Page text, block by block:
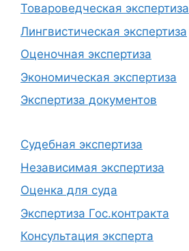
Товароведческая экспертиза
Лингвистическая экспертиза
Оценочная экспертиза
Экономическая экспертиза
Экспертиза документов
Судебная экспертиза
Независимая экспертиза
Оценка для суда
Экспертиза Гос.контракта
Консультация эксперта